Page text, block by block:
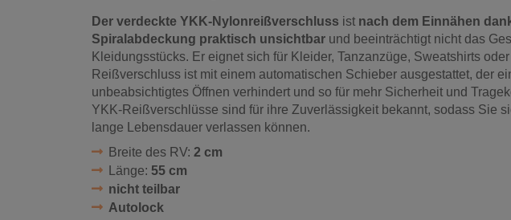
Der verdeckte YKK-Nylonreißverschluss ist nach dem Einnähen
Spiralabdeckung praktisch unsichtbar und beeinträchtigt nicht das
Kleidungsstücks. Er eignet sich für Kleider, Tanzanzüge, Sweatshirts
Reißverschluss ist mit einem automatischen Schieber ausgestattet, der
unbeabsichtigtes Öffnen verhindert und so für mehr Sicherheit und
YKK-Reißverschlüsse sind für ihre Zuverlässigkeit bekannt, sodass Sie
lange Lebensdauer verlassen können.
Breite des RV: 2 cm
Länge: 55 cm
nicht teilbar
Autolock